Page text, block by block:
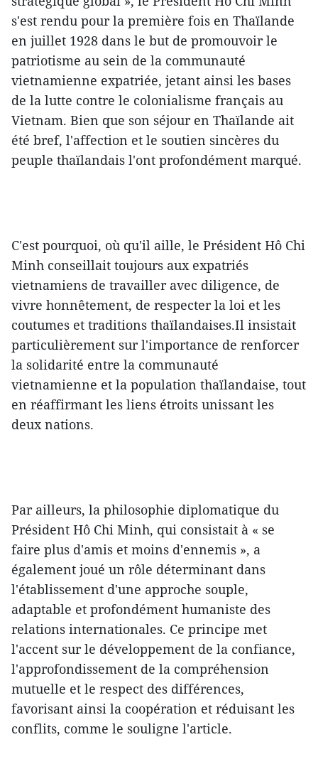
s'est rendu pour la première fois en Thaïlande
en juillet 1928 dans le but de promouvoir le
patriotisme au sein de la communauté
vietnamienne expatriée, jetant ainsi les bases
de la lutte contre le colonialisme français au
Vietnam. Bien que son séjour en Thaïlande ait
été bref, l'affection et le soutien sincères du
peuple thaïlandais l'ont profondément marqué.
C'est pourquoi, où qu'il aille, le Président Hô Chi
Minh conseillait toujours aux expatriés
vietnamiens de travailler avec diligence, de
vivre honnêtement, de respecter la loi et les
coutumes et traditions thaïlandaises.Il insistait
particulièrement sur l'importance de renforcer
la solidarité entre la communauté
vietnamienne et la population thaïlandaise, tout
en réaffirmant les liens étroits unissant les
deux nations.
Par ailleurs, la philosophie diplomatique du
Président Hô Chi Minh, qui consistait à « se
faire plus d'amis et moins d'ennemis », a
également joué un rôle déterminant dans
l'établissement d'une approche souple,
adaptable et profondément humaniste des
relations internationales. Ce principe met
l'accent sur le développement de la confiance,
l'approfondissement de la compréhension
mutuelle et le respect des différences,
favorisant ainsi la coopération et réduisant les
conflits, comme le souligne l'article.